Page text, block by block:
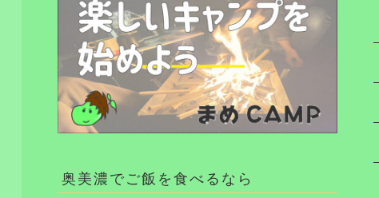
奥美濃でご飯を食べるなら